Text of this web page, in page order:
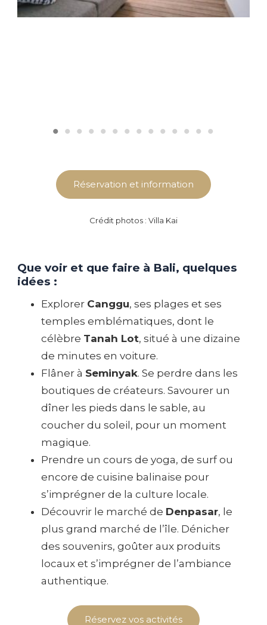
Réservation et information
Crédit photos : Villa Kai
Que voir et que faire à Bali, quelques
idées :
Explorer Canggu, ses plages et ses
temples emblématiques, dont le
célèbre Tanah Lot, situé à une dizaine
de minutes en voiture.
Flâner à Seminyak. Se perdre dans les
boutiques de créateurs. Savourer un
dîner les pieds dans le sable, au
coucher du soleil, pour un moment
magique.
Prendre un cours de yoga, de surf ou
encore de cuisine balinaise pour
s’imprégner de la culture locale.
Découvrir le marché de Denpasar, le
plus grand marché de l’île. Dénicher
des souvenirs, goûter aux produits
locaux et s’imprégner de l’ambiance
authentique.
Réservez vos activités